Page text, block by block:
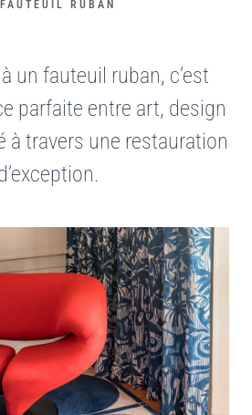
FAUTEUIL RUBAN
un fauteuil ruban, c’est
parfaite entre art, design
à travers une restauration